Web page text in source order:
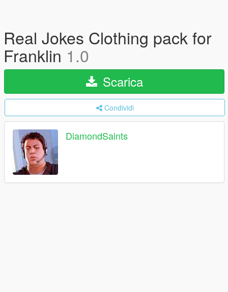
Real Jokes Clothing pack for
Franklin 1.0
Scarica
Condividi
DiamondSaints